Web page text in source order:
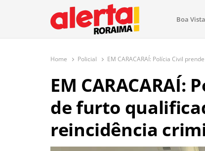
O maior portal de notícias de
O Alerta Roraima é seu portal de notícias completo
Boa Vista
Home Policial EM CARACARAÍ: Polícia Civil
EM CARACARAÍ:
de furto
reincidência